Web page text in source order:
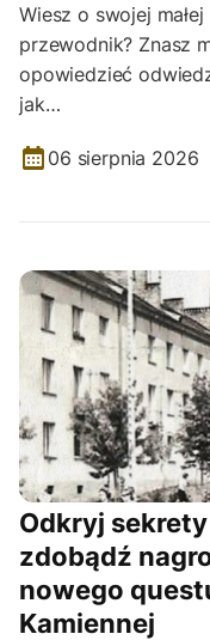
Wiesz o swojej
przewodnik? Znasz
opowiedzieć
jak…
06 sierpnia 2026
Odkryj
zdobądź
nowego
Kamiennej